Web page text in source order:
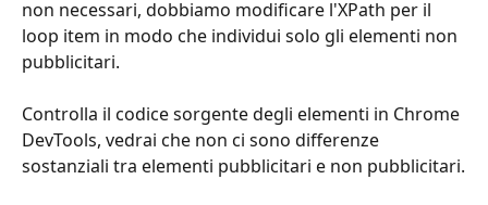
non necessari, dobbiamo modificare l'XPath per il
loop item in modo che individui solo gli elementi non
pubblicitari.
Controlla il codice sorgente degli elementi in Chrome
DevTools, vedrai che non ci sono differenze
sostanziali tra elementi pubblicitari e non pubblicitari.